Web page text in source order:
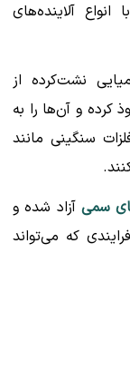
آلاینده‌های
نشت‌کرده از
و آن‌ها را به
سنگینی مانند
سمیآزاد شده و
که می‌تواند